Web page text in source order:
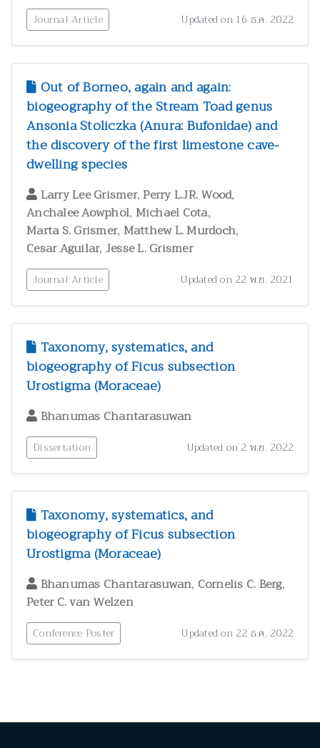
Journal Article Updated on 16 ธ.ค. 2022
Out of Borneo, again and again:
biogeography of the Stream Toad genus
Ansonia Stoliczka (Anura: Bufonidae) and
the discovery of the first limestone cave-
dwelling species
Larry Lee Grismer,Perry L.JR. Wood,
Anchalee Aowphol, Michael Cota,
Marta S. Grismer, Matthew L. Murdoch,
Cesar Aguilar, Jesse L. Grismer
Journal Article Updated on 22 พ.ย. 2021
Taxonomy, systematics, and
biogeography of Ficus subsection
Urostigma (Moraceae)
Bhanumas Chantarasuwan
Dissertation Updated on 2 พ.ย. 2022
Taxonomy, systematics, and
biogeography of Ficus subsection
Urostigma (Moraceae)
Bhanumas Chantarasuwan, Cornelis C. Berg,
Peter C. van Welzen
Conference Poster Updated on 22 ธ.ค. 2022